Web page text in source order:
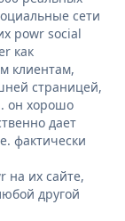
сети
powr social
как
клиентам,
страницей,
он хорошо
дает
фактически
на их сайте,
другой